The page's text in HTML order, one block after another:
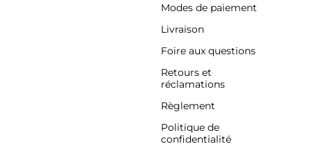
Modes de paiement
Livraison
Foire aux questions
Retours et
réclamations
Règlement
Politique de
confidentialité